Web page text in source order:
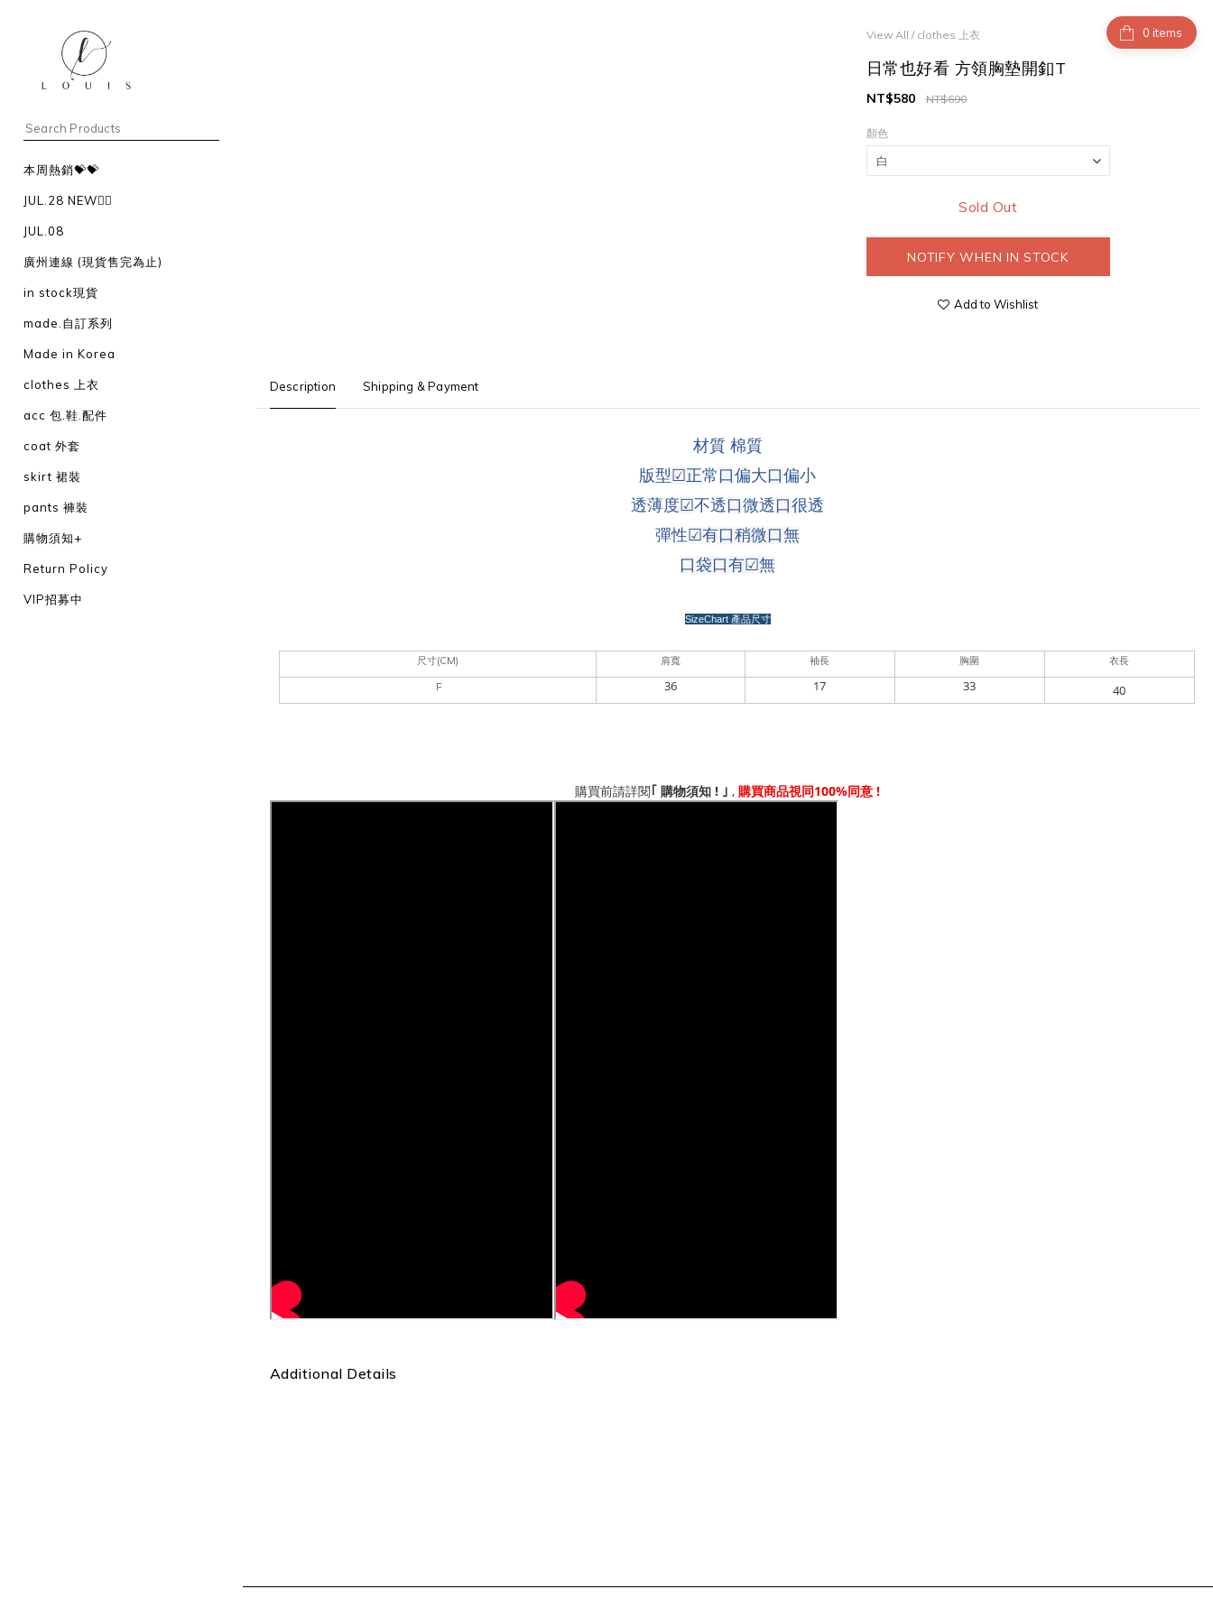
本周熱銷💝💝
JUL.28 NEW❤️‍🔥
JUL.08
廣州連線 (現貨售完為止)
in stock現貨
made.自訂系列
Made in Korea
clothes 上衣
acc 包.鞋.配件
coat 外套
skirt 裙裝
pants 褲裝
購物須知+
Return Policy
VIP招募中
items
View All / clothes 上衣
日常也好看 方領胸墊開釦T
NT$690
NT$580
顏色
Sold Out
NOTIFY WHEN IN STOCK
Add to Wishlist
Description Shipping & Payment
材質 棉質
版型 ☑正常 口偏大口偏小
透薄度☑不透口微透口很透
彈性☑有口稍微口無
口袋口有☑無
SizeChart 產品尺寸
尺寸(CM) 肩寬 袖長 胸圍 衣長
F 36 17 33 40
購買前請詳閱 ｢ 購物須知 ! ｣ ,購買商品視同 100% 同意 !
Additional Details